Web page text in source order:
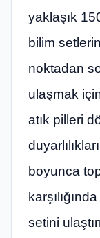
yaklaşık
bilim
noktadan
ulaşmak
atık pilleri
boyunca
setini